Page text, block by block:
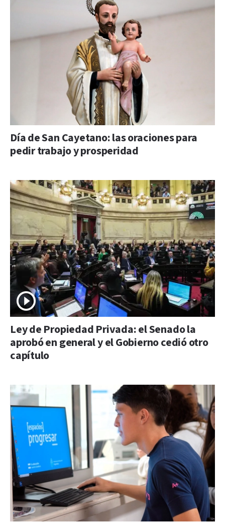
Día de San Cayetano: las oraciones para
pedir trabajo y prosperidad
Ley de Propiedad Privada: el Senado la
aprobó en general y el Gobierno cedió otro
capítulo